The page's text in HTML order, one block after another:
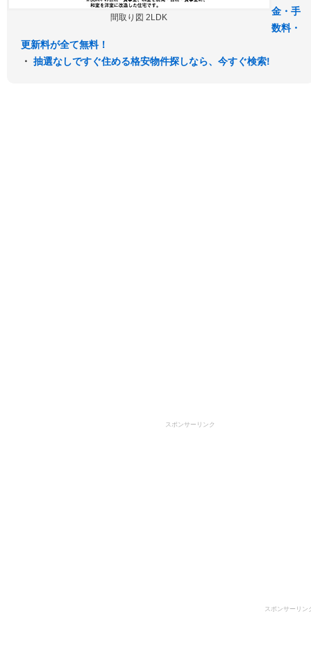
間取り図 2LDK
金・手
数料・
更新料が全て無料！
・ 抽選なしですぐ住める格安物件探しなら、今すぐ検索!
スポンサーリンク
スポンサーリン